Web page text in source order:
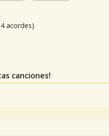
acordes)
canciones!